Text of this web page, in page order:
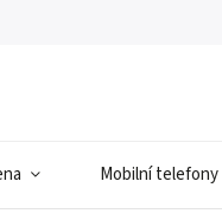
Mobilní